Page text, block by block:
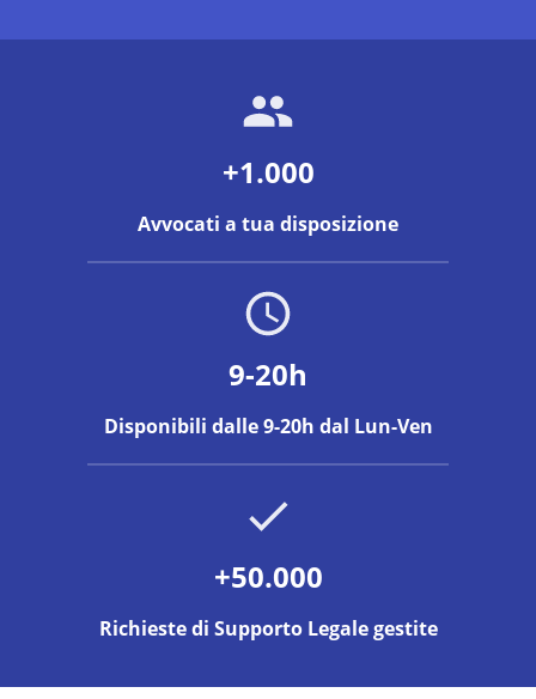
+1.000
Avvocati a tua disposizione
9-20h
Disponibili dalle 9-20h dal Lun-Ven
+50.000
Richieste di Supporto Legale gestite